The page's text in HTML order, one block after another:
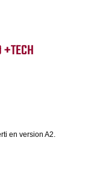
+TECH
en version A2.